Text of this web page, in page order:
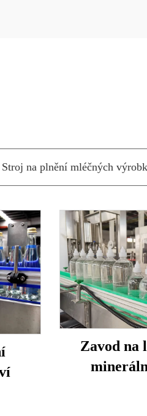
Stroj na plnění mléčných
Zavod na